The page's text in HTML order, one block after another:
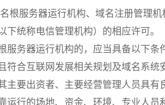
根服务器运行机构、域名注册管理
统称电信管理机构）的相应许可。
务器运行机构的，应当具备以下条
符合互联网发展相关规划及域名系统
主要出资者、主要经营管理人员具有
运行的场地、资金、环境、专业人